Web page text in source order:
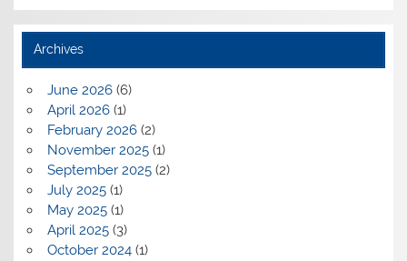
Archives
June 2026(6)
April 2026(1)
February 2026(2)
November 2025(1)
September 2025(2)
July 2025(1)
May 2025(1)
April 2025(3)
October 2024(1)